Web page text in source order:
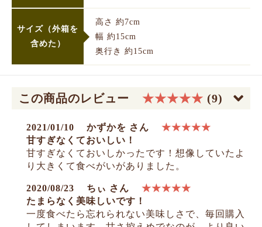
サイズ（外箱を
含めた）
高さ 約7cm
幅 約15cm
奥行き 約15cm
この商品のレビュー ★★★★★ (9)
2021/01/10 かずかを さん
★★★★★
甘すぎなくておいしい！
甘すぎなくておいしかったです！想像していたよ
り大きくて食べがいがありました。
2020/08/23 ちぃ さん
★★★★★
たまらなく美味しいです！
一度食べたら忘れられない美味しさで、毎回購入